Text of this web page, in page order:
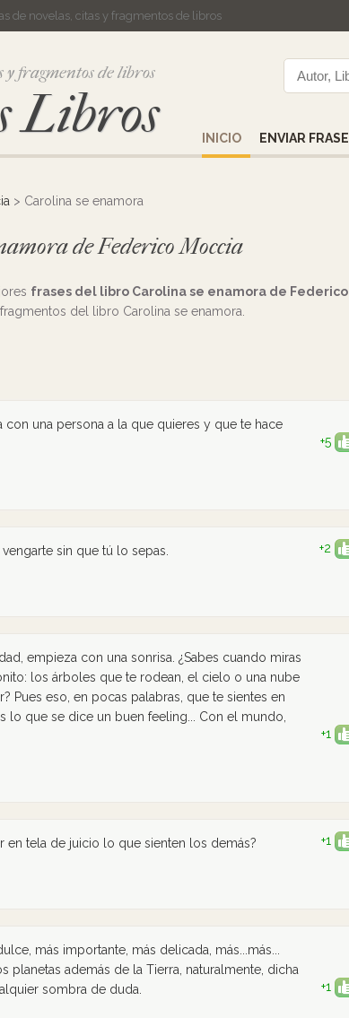
de novelas, citas y fragmentos de libros
y fragmentos de libros
Libros INICIO ENVIAR FRASE
> Carolina se enamora
de Federico Moccia
frases del libro Carolina se enamora de Federico
del libro Carolina se enamora.
con una persona a la que quieres y que te hace
+5
sin que tú lo sepas. +2
empieza con una sonrisa. ¿Sabes cuando miras
los árboles que te rodean, el cielo o una nube
Pues eso, en pocas palabras, que te sientes en
lo que se dice un buen feeling... Con el mundo,
+1
en tela de juicio lo que sienten los demás? +1
más importante, más delicada, más...más...
planetas además de la Tierra, naturalmente, dicha
sombra de duda.
+1